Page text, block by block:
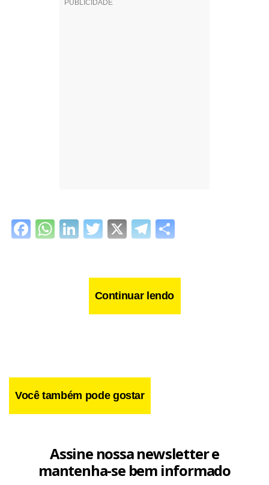
Facebook
WhatsApp
LinkedIn
Twitter
X Telegram
Continuar lendo
Você também pode gostar
Assine nossa newsletter e
mantenha-se bem informado